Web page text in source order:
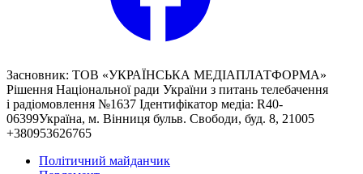
Засновник: ТОВ «УКРАЇНСЬКА МЕДІАПЛАТФОРМА»
Рішення Національної ради України з питань телебачення
і радіомовлення №1637 Ідентифікатор медіа: R40-
06399Україна, м. Вінниця бульв. Свободи, буд. 8, 21005
+380953626765
Політичний майданчик